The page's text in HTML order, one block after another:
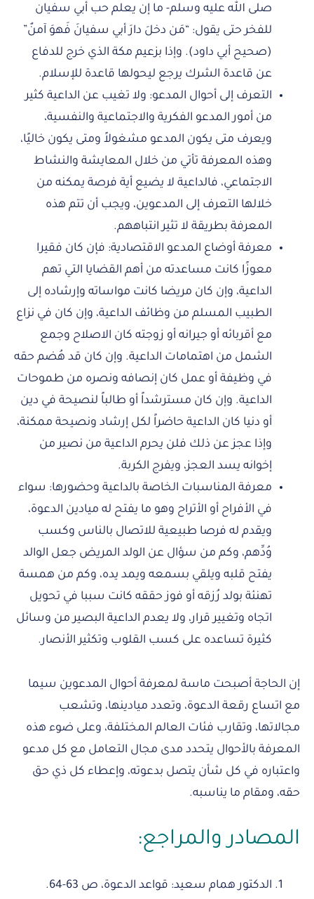
صلى الله عليه وسلم- ما إن يعلم حب أبي سفيان
للفخر حتى يقول: “مَن دخلَ دارَ أبي سفيانَ فَهوَ آمنٌ”
(صحيح أبي داود). وإذا بزعيم مكة الذي خرج للدفاع
عن قاعدة الشرك يرجع ليحولها قاعدة للإسلام.
التعرف إلى أحوال المدعو: ولا تغيب عن الداعية كثير
من أمور المدعو الفكرية والاجتماعية والنفسية،
ويعرف متى يكون المدعو مشغولاً ومتى يكون خاليًا،
وهذه المعرفة تأتي من خلال المعايشة والنشاط
الاجتماعي، فالداعية لا يضيع أية فرصة يمكنه من
خلالها التعرف إلى المدعوين، ويجب أن تتم هذه
المعرفة بطريقة لا تثير انتباههم.
معرفة أوضاع المدعو الاقتصادية: فإن كان فقيرا
معوزًا كانت مساعدته من أهم القضايا التي تهم
الداعية، وإن كان مريضا كانت مواساته وإرشاده إلى
الطبيب المسلم من وظائف الداعية، وإن كان في نزاع
مع أقربائه أو جيرانه أو زوجته كان الاصلاح وجمع
الشمل من اهتمامات الداعية. وإن كان قد هُضم حقه
في وظيفة أو عمل كان إنصافه ونصره من طموحات
الداعية. وإن كان مسترشداً أو طالباً لنصيحة في دين
أو دنيا كان الداعية حاضراً لكل إرشاد ونصيحة ممكنة،
وإذا عجز عن ذلك فلن يحرم الداعية من نصير من
إخوانه يسد العجز، ويفرج الكربة.
معرفة المناسبات الخاصة بالداعية وحضورها: سواء
في الأفراح أو الأتراح وهو ما يفتح له ميادين الدعوة،
ويقدم له فرصا طبيعية للاتصال بالناس وكسب
وُدِّهم، وكم من سؤال عن الولد المريض جعل الوالد
يفتح قلبه ويلقي بسمعه ويمد يده، وكم من همسة
تهنئة بولد رُزقه أو فوز حققه كانت سببا في تحويل
اتجاه وتغيير قرار، ولا يعدم الداعية البصير من وسائل
كثيرة تساعده على كسب القلوب وتكثير الأنصار.
إن الحاجة أصبحت ماسة لمعرفة أحوال المدعوين سيما
مع اتساع رقعة الدعوة، وتعدد ميادينها، وتشعب
مجالاتها، وتقارب فئات العالم المختلفة، وعلى ضوء هذه
المعرفة بالأحوال يتحدد مدى مجال التعامل مع كل مدعو
واعتباره في كل شأن يتصل بدعوته، وإعطاء كل ذي حق
حقه، ومقام ما يناسبه.
المصادر والمراجع:
الدكتور همام سعيد: قواعد الدعوة، ص 63-64.